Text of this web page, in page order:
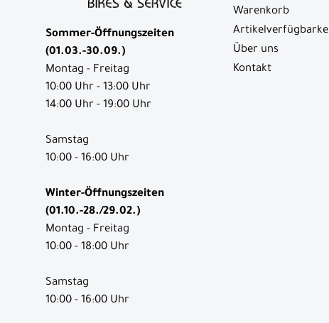
Sommer-Öffnungszeiten
(01.03.-30.09.)
Montag - Freitag
10:00 Uhr - 13:00 Uhr
14:00 Uhr - 19:00 Uhr
Samstag
10:00 - 16:00 Uhr
Winter-Öffnungszeiten
(01.10.-28./29.02.)
Montag - Freitag
10:00 - 18:00 Uhr
Samstag
10:00 - 16:00 Uhr
Warenkorb
Über uns
Kontakt